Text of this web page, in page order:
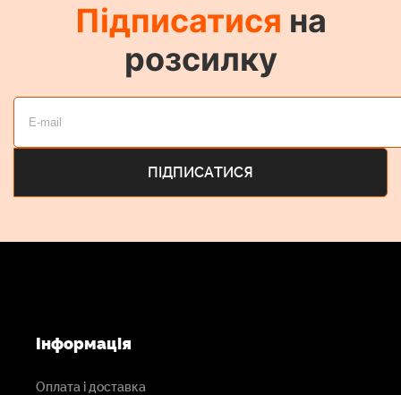
Підписатися на
розсилку
Інформація
Оплата і доставка